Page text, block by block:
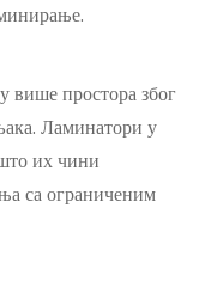
више простора због
Ламинатори у
их чини
са ограниченим